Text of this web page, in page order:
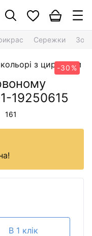
Сережки
-30%
19250615
161
В 1 клік